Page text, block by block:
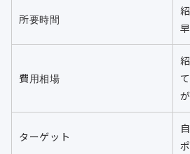
所要時間
費用相場
ターゲット